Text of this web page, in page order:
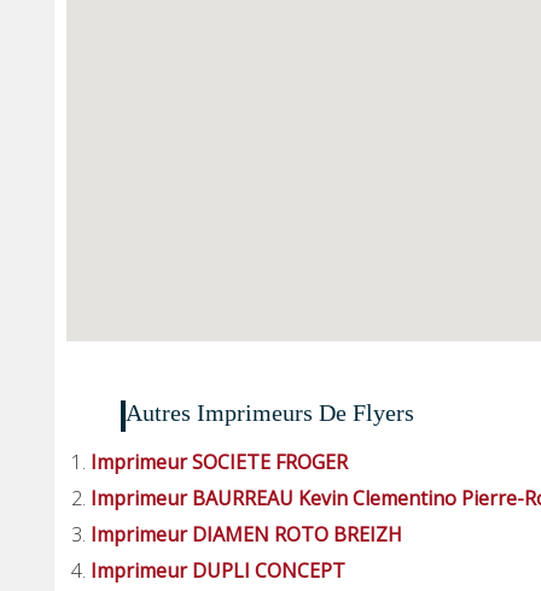
Autres Imprimeurs De Flyers
Imprimeur SOCIETE FROGER
Imprimeur BAURREAU Kevin Clementino Pierre-
Imprimeur DIAMEN ROTO BREIZH
Imprimeur DUPLI CONCEPT